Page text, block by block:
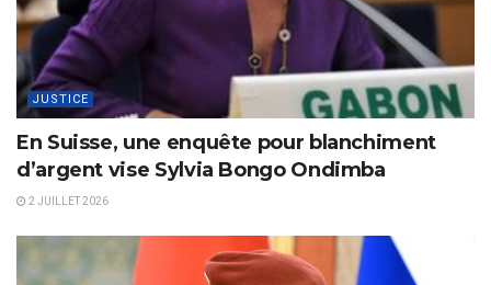
JUSTICE
En Suisse, une enquête pour blanchiment
d’argent vise Sylvia Bongo Ondimba
2 JUILLET 2026